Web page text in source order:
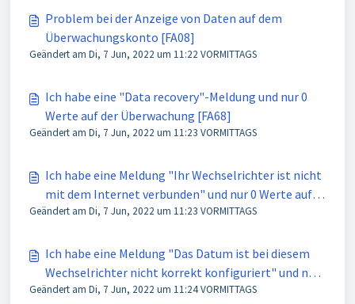
Problem bei der Anzeige von Daten auf dem
Überwachungskonto [FA08]
Geändert am Di, 7 Jun, 2022 um 11:22 VORMITTAGS
Ich habe eine "Data recovery"-Meldung und nur 0
Werte auf der Überwachung [FA68]
Geändert am Di, 7 Jun, 2022 um 11:23 VORMITTAGS
Ich habe eine Meldung "Ihr Wechselrichter ist nicht
mit dem Internet verbunden" und nur 0 Werte auf
der Überwachung [FA69]
Geändert am Di, 7 Jun, 2022 um 11:23 VORMITTAGS
Ich habe eine Meldung "Das Datum ist bei diesem
Wechselrichter nicht korrekt konfiguriert" und nur
0 Werte [FA70]
Geändert am Di, 7 Jun, 2022 um 11:24 VORMITTAGS